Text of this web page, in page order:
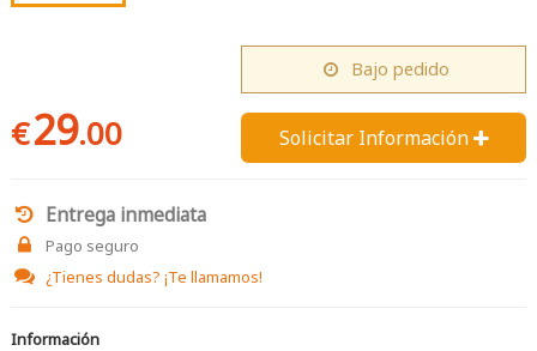
€29.00
Bajo pedido
Solicitar Información 
Entrega inmediata
Pago seguro
¿Tienes dudas? ¡Te llamamos!
Información